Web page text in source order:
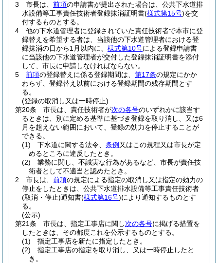
3
市長は、 前項の申請書が提出された場合は、公共下水道排
水設備等工事責任技術者登録抹消証明書(様式第15号)を交
付するものとする。
4
他の下水道管理者に登録されていた責任技術者で本市に登
録替えを希望する者は、当該他の下水道管理者における登
録抹消の日から1月以内に、 様式第10号による登録申請書
に当該他の下水道管理者が交付した登録抹消証明書を添付
して、市長に申請しなければならない。
5
前項の登録替えに係る登録期間は、 第17条の規定にかか
わらず、登録替え以前における登録期間の残存期間とす
る。
(登録の取消し又は一時停止)
第20条
市長は、責任技術者が次の各号のいずれかに該当す
るときは、別に定める基準に基づき登録を取り消し、又は6
月を超えない範囲において、登録の効力を停止することが
できる。
(1)
下水道に関する法令、 条例 又はこの規程又は市長が定
めるところに違反したとき。
(2)
業務に関し、不誠実な行為があるなど、市長が責任技
術者として不適当と認めたとき。
2
市長は、 前項の規定による指定の取消し又は指定の効力の
停止をしたときは、公共下水道排水設備等工事責任技術者
(取消・停止)通知書(様式第16号)により通知するものとす
る。
(公示)
第21条
市長は、指定工事店に関し次の各号に掲げる措置を
したときは、その都度これを公示するものとする。
(1)
指定工事店を新たに指定したとき。
(2)
指定工事店の指定を取り消し、又は一時停止したと
き。